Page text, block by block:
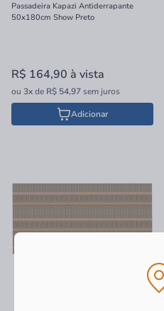
Passadeira Kapazi Antiderrapante
50x180cm Show Preto
R$ 164,90 à vista
ou 3xde R$ 54,97sem juros
Adicionar